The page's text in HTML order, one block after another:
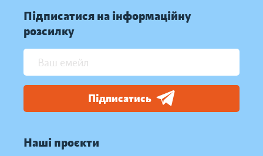
Підписатися на інформаційну
розсилку
Підписатись
Наші проєкти